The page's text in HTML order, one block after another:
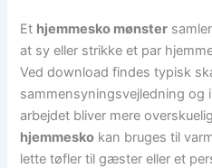
Et hjemmesko mønster
at sy eller strikke et par
Ved download findes typisk
sammensyningsvejledning og
arbejdet bliver mere
hjemmesko kan bruges til
lette tøfler til gæster eller et